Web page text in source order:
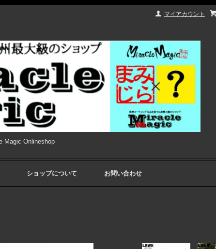
マイアカウント
Magic Onlineshop
ショップについて お問い合わせ